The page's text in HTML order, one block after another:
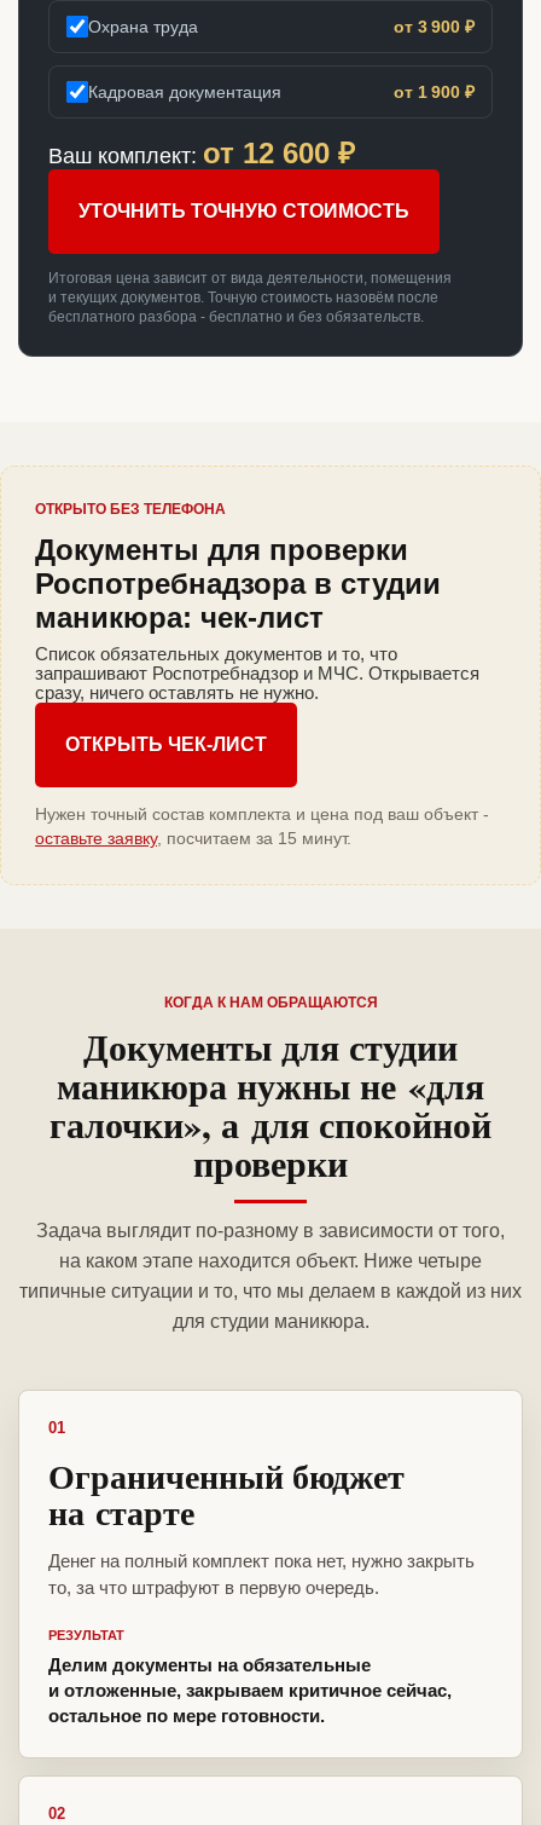
Охрана труда от 3 900 ₽
Кадровая документация от 1 900 ₽
Ваш комплект: от 12 600 ₽
УТОЧНИТЬ ТОЧНУЮ СТОИМОСТЬ
Итоговая цена зависит от вида деятельности, помещения
и текущих документов. Точную стоимость назовём после
бесплатного разбора - бесплатно и без обязательств.
ОТКРЫТО БЕЗ ТЕЛЕФОНА
Документы для проверки
Роспотребнадзора в студии
маникюра: чек-лист
Список обязательных документов и то, что
запрашивают Роспотребнадзор и МЧС. Открывается
сразу, ничего оставлять не нужно.
ОТКРЫТЬ ЧЕК-ЛИСТ
Нужен точный состав комплекта и цена под ваш объект -
оставьте заявку, посчитаем за 15 минут.
КОГДА К НАМ ОБРАЩАЮТСЯ
Документы для студии
маникюра нужны не «для
галочки», а для спокойной
проверки
Задача выглядит по-разному в зависимости от того,
на каком этапе находится объект. Ниже четыре
типичные ситуации и то, что мы делаем в каждой из них
для студии маникюра.
01
Ограниченный бюджет
на старте
Денег на полный комплект пока нет, нужно закрыть
то, за что штрафуют в первую очередь.
РЕЗУЛЬТАТ
Делим документы на обязательные
и отложенные, закрываем критичное сейчас,
остальное по мере готовности.
02